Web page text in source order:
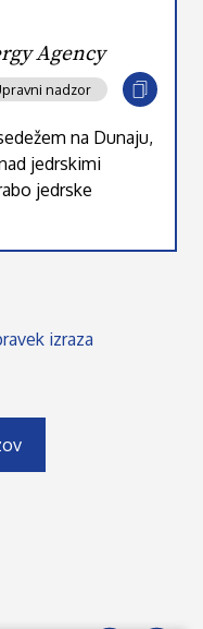
Agency
nadzor
na Dunaju,
jedrskimi
jedrske
izraza